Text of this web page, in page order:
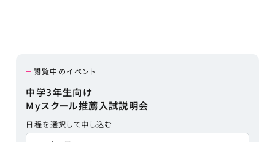
閲覧中のイベント
中学3年生向け
Myスクール推薦入試説明会
日程を選択して申し込む